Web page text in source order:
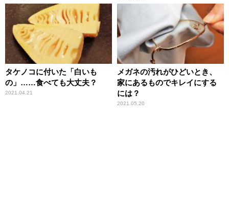
タケノコに付いた「白いも
の」……食べても大丈夫？
2021.04.21
メガネの汚れがひどいとき、
家にあるものでキレイにする
には？
2021.05.20